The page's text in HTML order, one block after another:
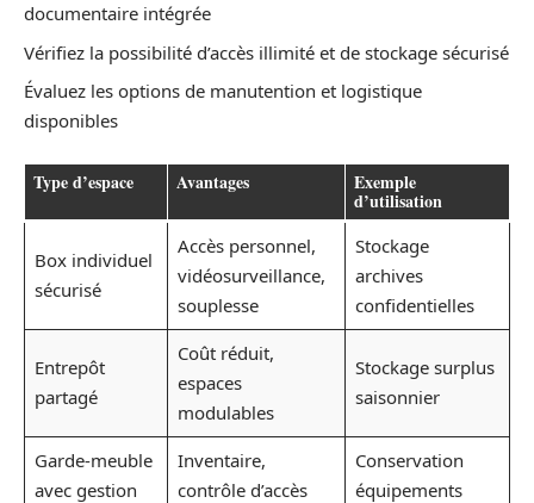
documentaire intégrée
Vérifiez la possibilité d’accès illimité et de stockage sécurisé
Évaluez les options de manutention et logistique
disponibles
Type d’espace Avantages Exemple
d’utilisation
Box individuel
sécurisé
Accès personnel,
vidéosurveillance,
souplesse
Stockage
archives
confidentielles
Entrepôt
partagé
Coût réduit,
espaces
modulables
Stockage surplus
saisonnier
Garde-meuble
avec gestion
Inventaire,
contrôle d’accès
Conservation
équipements